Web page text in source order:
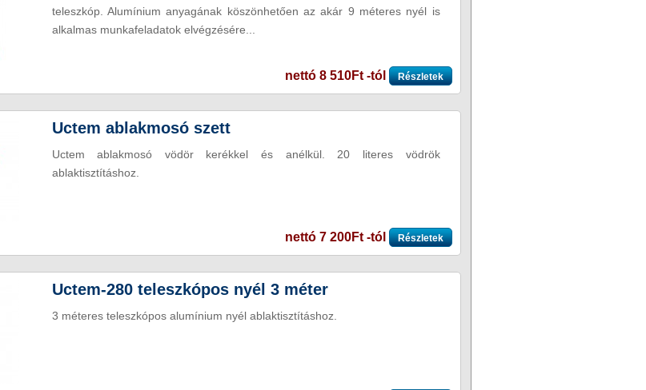
teleszkóp. Alumínium anyagának köszönhetően az akár 9 méteres nyél is
alkalmas munkafeladatok elvégzésére...
nettó 8 510Ft -tól Részletek
Uctem ablakmosó szett
Uctem ablakmosó vödör kerékkel és anélkül. 20 literes vödrök
ablaktisztításhoz.
nettó 7 200Ft -tól Részletek
Uctem-280 teleszkópos nyél 3 méter
3 méteres teleszkópos alumínium nyél ablaktisztításhoz.